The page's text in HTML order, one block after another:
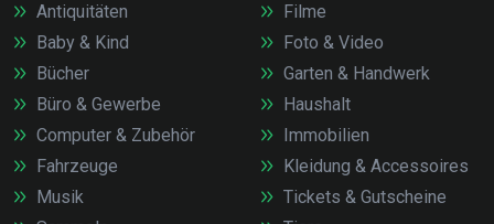
Antiquitäten
Baby & Kind
Bücher
Büro & Gewerbe
Computer & Zubehör
Fahrzeuge
Filme
Foto & Video
Garten & Handwerk
Haushalt
Immobilien
Kleidung & Accessoires
Musik
Tickets & Gutscheine